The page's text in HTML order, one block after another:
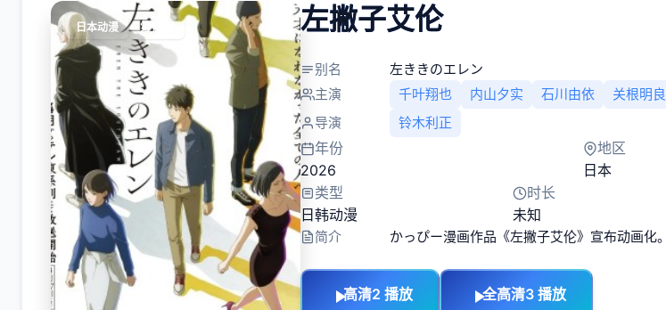
日本动漫 第13集 左撇子艾伦
别名
左ききのエレン
主演
千叶翔也 内山夕实 石川由依 关根明良
导演
铃木利正
年份
2026
地区
日本
类型
日韩动漫
时长
未知
简介 かっぴー漫画作品《左撇子艾伦》宣布动画化。
高清2 播放 全高清3 播放